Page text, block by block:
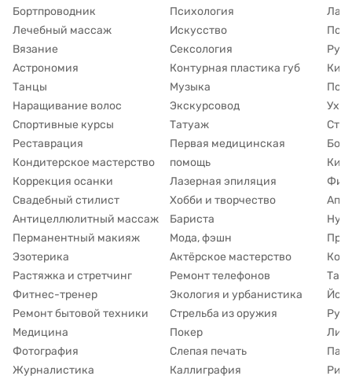
Бортпроводник
Лечебный массаж
Вязание
Астрономия
Танцы
Наращивание волос
Спортивные курсы
Реставрация
Кондитерское мастерство
Коррекция осанки
Свадебный стилист
Антицеллюлитный массаж
Перманентный макияж
Эзотерика
Растяжка и стретчинг
Фитнес-тренер
Ремонт бытовой техники
Медицина
Фотография
Журналистика
Психология
Искусство
Сексология
Контурная пластика губ
Музыка
Экскурсовод
Татуаж
Первая медицинская
помощь
Лазерная эпиляция
Хобби и творчество
Бариста
Мода, фэшн
Актёрское мастерство
Ремонт телефонов
Экология и урбанистика
Стрельба из оружия
Покер
Слепая печать
Каллиграфия
Тату
Йога